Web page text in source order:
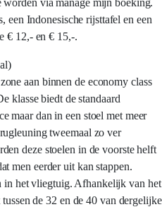
worden via manage mijn boeking.
een Indonesische rijsttafel en een
€ 12,- en € 15,-.
aan binnen de economy class
klasse biedt de standaard
maar dan in een stoel met meer
tweemaal zo ver
deze stoelen in de voorste helft
men eerder uit kan stappen.
in het vliegtuig. Afhankelijk van het
de 32 en de 40 van dergelijke